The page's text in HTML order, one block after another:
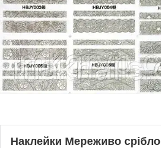
Наклейки Мереживо срібло